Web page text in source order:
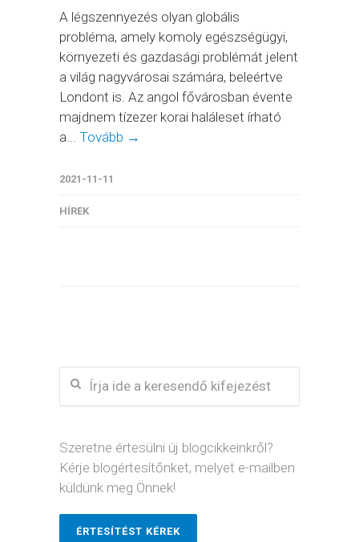
A légszennyezés olyan globális
probléma, amely komoly egészségügyi,
környezeti és gazdasági problémát jelent
a világ nagyvárosai számára, beleértve
Londont is. Az angol fővárosban évente
majdnem tízezer korai haláleset írható
a... Tovább →
2021-11-11
HÍREK
Szeretne értesülni új blogcikkeinkről?
Kérje blogértesítőnket, melyet e-mailben
küldünk meg Önnek!
ÉRTESÍTÉST KÉREK